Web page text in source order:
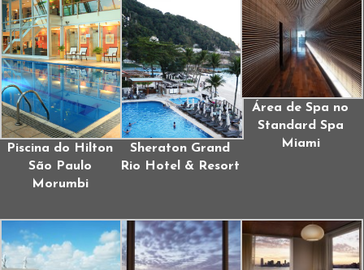
Piscina do Hilton
São Paulo
Morumbi
Sheraton Grand
Rio Hotel & Resort
Área de Spa no
Standard Spa
Miami